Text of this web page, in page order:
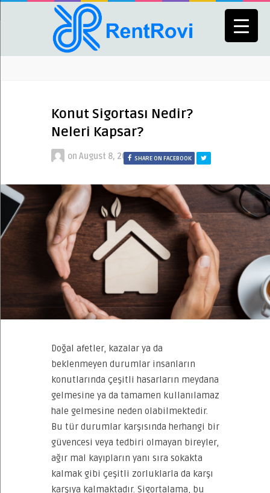
Konut Sigortası Nedir?
Neleri Kapsar?
on August 8, 2021SHARE ON FACEBOOK
Doğal afetler, kazalar ya da
beklenmeyen durumlar insanların
konutlarında çeşitli hasarların meydana
gelmesine ya da tamamen kullanılamaz
hale gelmesine neden olabilmektedir.
Bu tür durumlar karşısında herhangi bir
güvencesi veya tedbiri olmayan bireyler,
ağır mal kayıpların yanı sıra sokakta
kalmak gibi çeşitli zorluklarla da karşı
karşıya kalmaktadır. Sigortalama, bu